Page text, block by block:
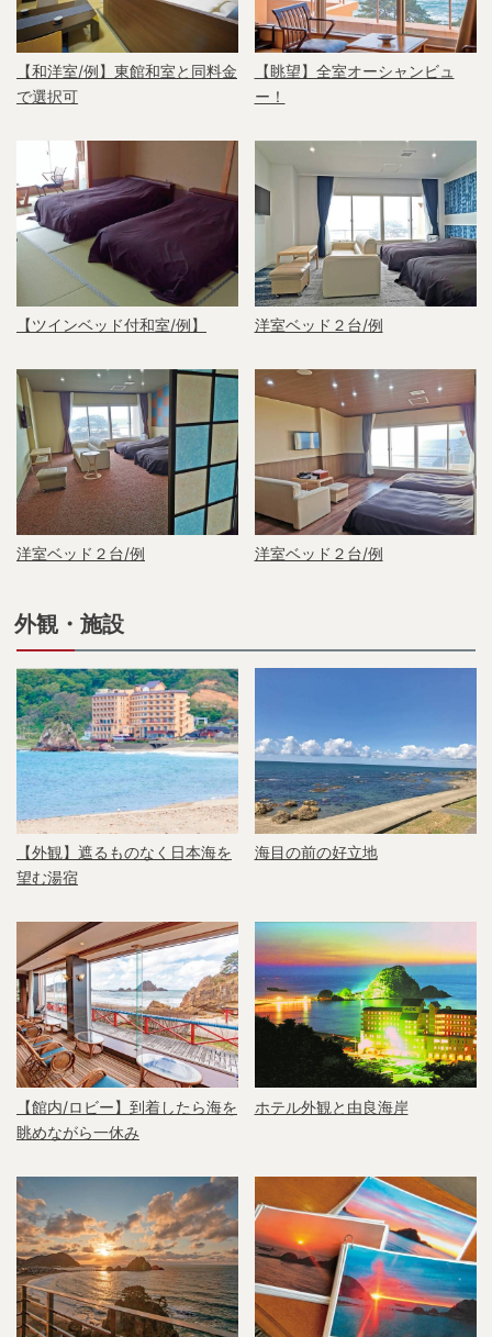
【和洋室/例】東館和室と同料金
で選択可
【眺望】全室オーシャンビュ
ー！
【ツインベッド付和室/例】 洋室ベッド２台/例
洋室ベッド２台/例 洋室ベッド２台/例
外観・施設
【外観】遮るものなく日本海を
望む湯宿
海目の前の好立地
【館内/ロビー】到着したら海を
眺めながら一休み
ホテル外観と由良海岸